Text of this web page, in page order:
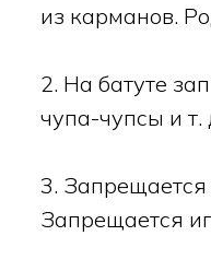
из карманов.
2. На батуте
чупа-чупсы и т.
3.
Запрещается